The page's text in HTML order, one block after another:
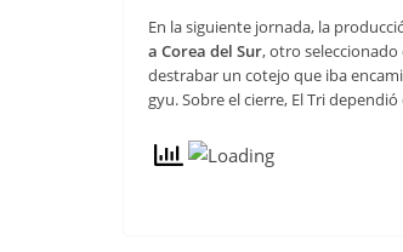
En la siguiente jornada, la
a Corea del Sur, otro seleccionado
destrabar un cotejo que iba
gyu. Sobre el cierre, El Tri